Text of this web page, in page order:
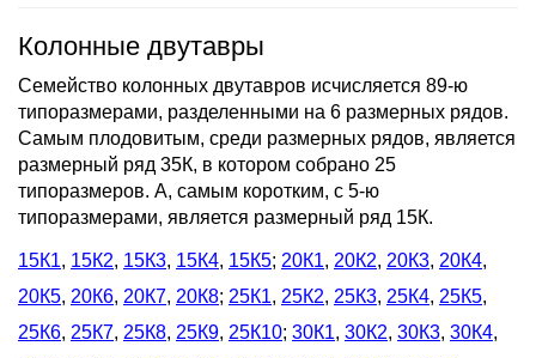
Колонные двутавры
Семейство колонных двутавров исчисляется 89-ю
типоразмерами, разделенными на 6 размерных рядов.
Самым плодовитым, среди размерных рядов, является
размерный ряд 35К, в котором собрано 25
типоразмеров. А, самым коротким, с 5-ю
типоразмерами, является размерный ряд 15К.
15К1, 15К2, 15К3, 15К4, 15К5; 20К1, 20К2, 20К3, 20К4,
20К5, 20К6, 20К7, 20К8; 25К1, 25К2, 25К3, 25К4, 25К5,
25К6, 25К7, 25К8, 25К9, 25К10; 30К1, 30К2, 30К3, 30К4,